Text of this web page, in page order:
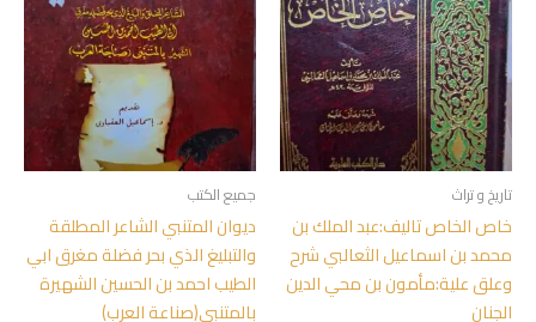
تاريخ و تراث
خاص الخاص تاليف:عبد الملك بن
محمد بن اسماعيل الثعالبي شرح
وعلق علية:مأمون بن محي الدين
الجنان
جميع الكتب
ديوان المتنبي الشاعر المطلقة
والتبليغ الذي بحر فضلة مغرق ابي
الطيب احمد بن الحسين الشهيرة
بالمتنبي(صناعة العرب)